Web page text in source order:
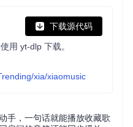
下载源代码
用 yt-dlp 下载。
xia/xiaomusic
手，一句话就能播放收藏歌